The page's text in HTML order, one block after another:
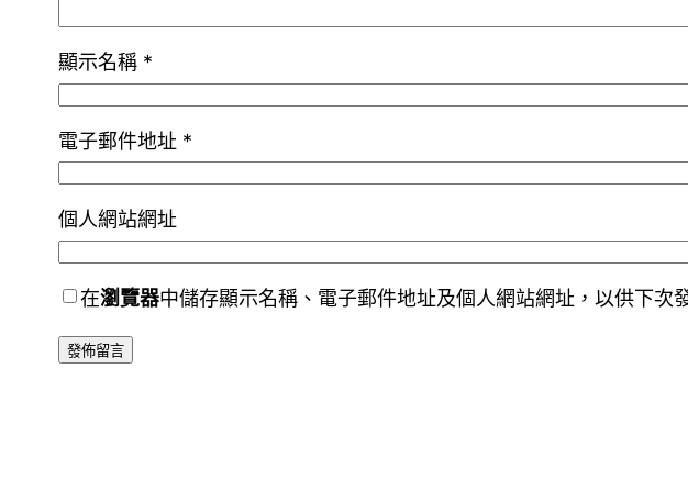
顯示名稱 *
電子郵件地址 *
個人網站網址
在瀏覽器中儲存顯示名稱、電子郵件地址及個人網站網址，以供下次